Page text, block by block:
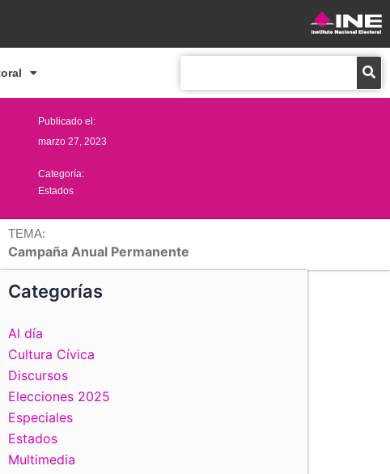
Publicado el:
marzo 27, 2023
Categoría:
Estados
TEMA:
Campaña Anual Permanente
Categorías
Al día
Cultura Cívica
Discursos
Elecciones 2025
Especiales
Estados
Multimedia